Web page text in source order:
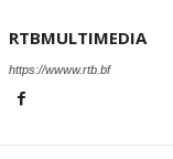
RTBMULTIMEDIA
https://wwww.rtb.bf